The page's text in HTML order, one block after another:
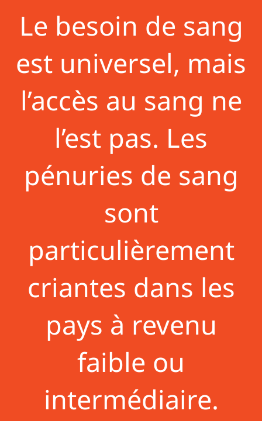
Le besoin de sang
est universel, mais
l’accès au sang ne
l’est pas. Les
pénuries de sang
sont
particulièrement
criantes dans les
pays à revenu
faible ou
intermédiaire.